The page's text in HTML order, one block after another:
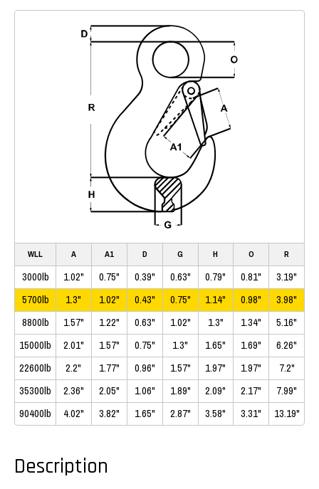
WLL
3000lb
5700lb
8800lb
15000lb
22600lb
35300lb
90400lb
A
1.02"
1.3"
1.57"
2.01"
2.2"
2.36"
4.02"
A1
0.75"
1.02"
1.22"
1.57"
1.77"
2.05"
3.82"
D
0.39"
0.43"
0.63"
0.75"
0.96"
1.06"
1.65"
G
0.63"
0.75"
1.02"
1.3"
1.57"
1.89"
2.87"
H
0.79"
1.14"
1.3"
1.65"
1.97"
2.09"
3.58"
O
0.81"
0.98"
1.34"
1.69"
1.97"
2.17"
3.31"
R
3.19"
3.98"
5.16"
6.26"
7.2"
7.99"
13.19"
Description